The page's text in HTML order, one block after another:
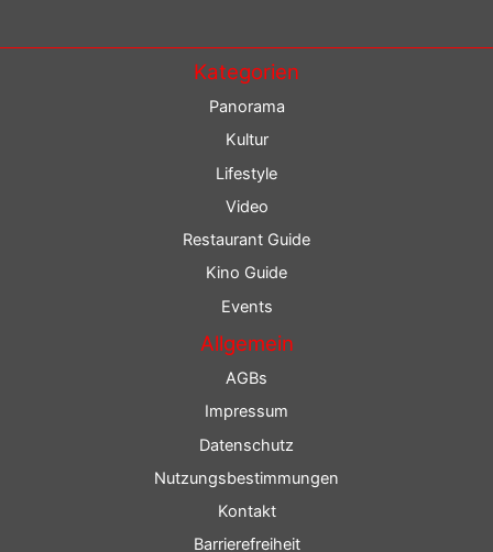
Kategorien
Panorama
Kultur
Lifestyle
Video
Restaurant Guide
Kino Guide
Events
Allgemein
AGBs
Impressum
Datenschutz
Nutzungsbestimmungen
Kontakt
Barrierefreiheit